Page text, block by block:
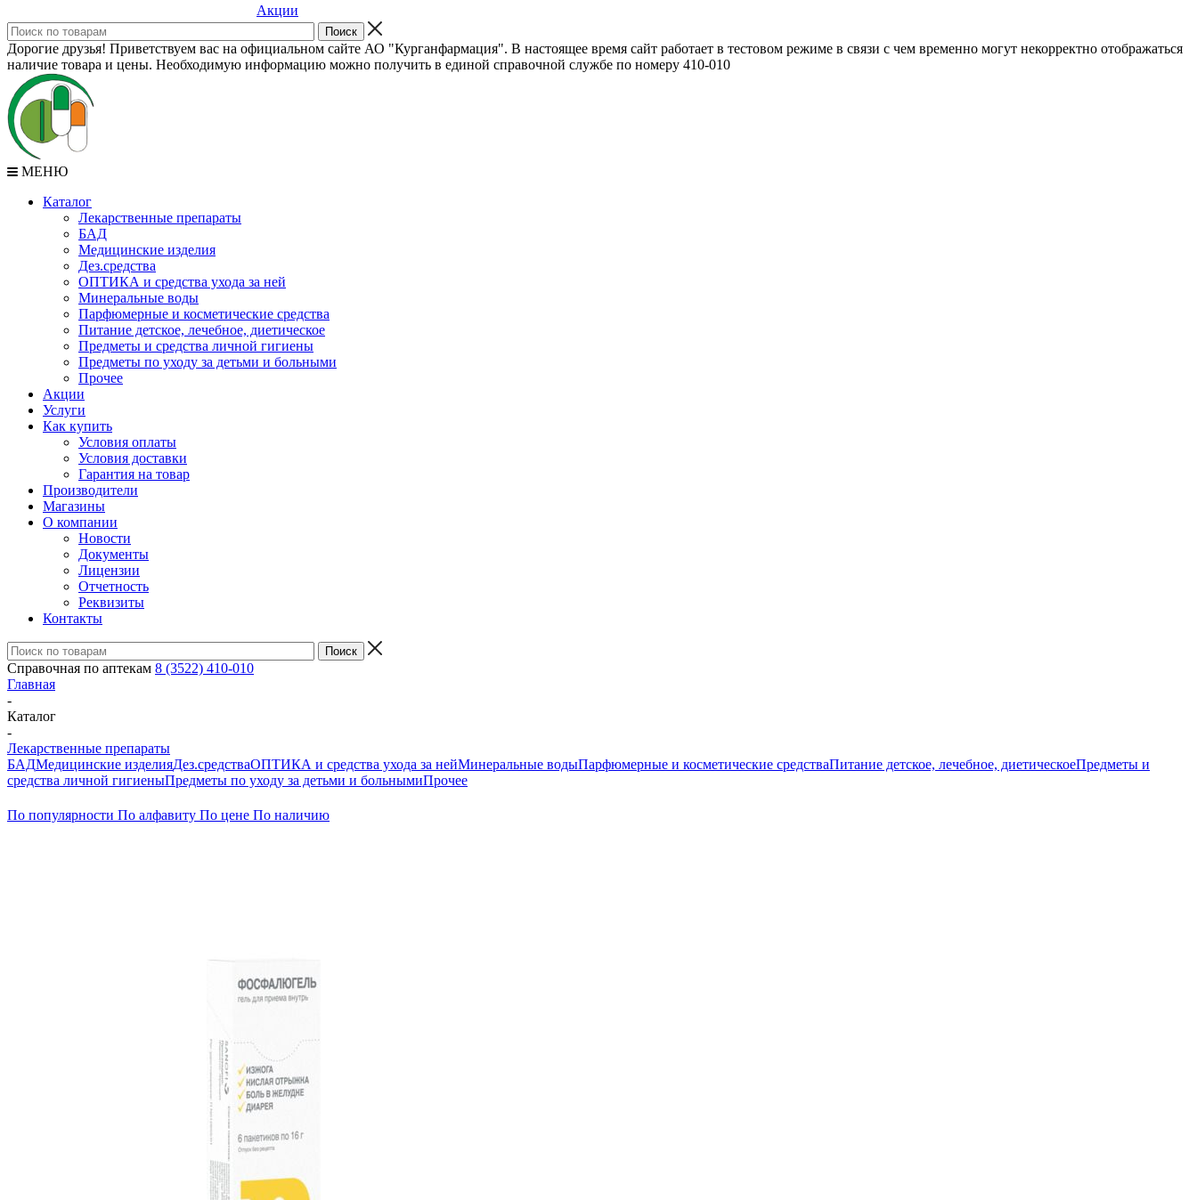
Акции
Дорогие друзья! Приветствуем вас на официальном сайте АО "Курганфармация". В настоящее время сайт работает в тестовом режиме в связи с чем временно могут некорректно отображаться
наличие товара и цены. Необходимую информацию можно получить в единой справочной службе по номеру 410-010
МЕНЮ
Каталог
Лекарственные препараты
БАД
Медицинские изделия
Дез.средства
ОПТИКА и средства ухода за ней
Минеральные воды
Парфюмерные и косметические средства
Питание детское, лечебное, диетическое
Предметы и средства личной гигиены
Предметы по уходу за детьми и больными
Прочее
Акции
Услуги
Как купить
Условия оплаты
Условия доставки
Гарантия на товар
Производители
Магазины
О компании
Новости
Документы
Лицензии
Отчетность
Реквизиты
Контакты
Справочная по аптекам 8 (3522) 410-010
Главная
-
Каталог
-
Лекарственные препараты
БАДМедицинские изделияДез.средстваОПТИКА и средства ухода за нейМинеральные водыПарфюмерные и косметические средстваПитание детское, лечебное, диетическоеПредметы и
средства личной гигиеныПредметы по уходу за детьми и больнымиПрочее
По популярности По алфавиту По цене По наличию